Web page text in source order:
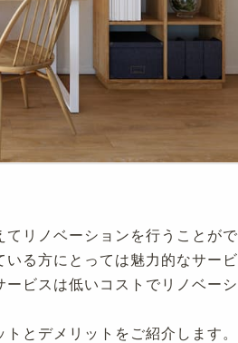
リノベーションを行うことがで
る方にとっては魅力的なサービ
ビスは低いコストでリノベーシ
とデメリットをご紹介します。